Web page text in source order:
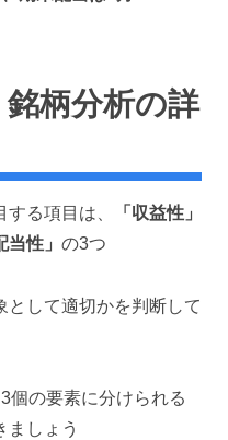
柄分析の詳
る項目は、
「収益性」
性」 の3つ
として適切かを判断して
個の要素に分けられる
ましょう